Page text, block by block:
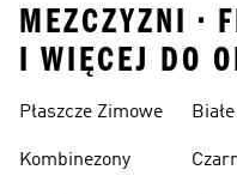
MEZCZYZNI •
I WIĘCEJ DO
Płaszcze Zimowe
Kombinezony